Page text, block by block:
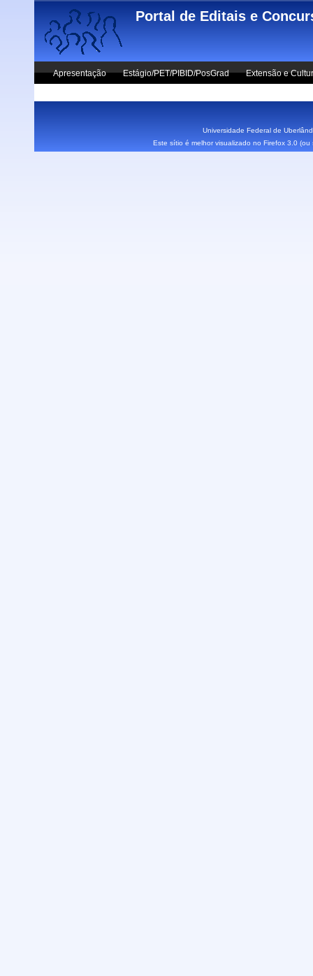
Skip to main content
Portal de Editais e
Apresentação Estágio/PET/PIBID/PosGrad Extensão e
Universidade Federal de
Este sítio é melhor visualizado no Firefox 3.0